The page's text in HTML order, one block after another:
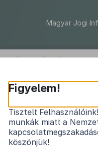
Magyar Jogi
Pusztaszer
Figyelem!
Tisztelt
munkák miatt a
köszönjük!